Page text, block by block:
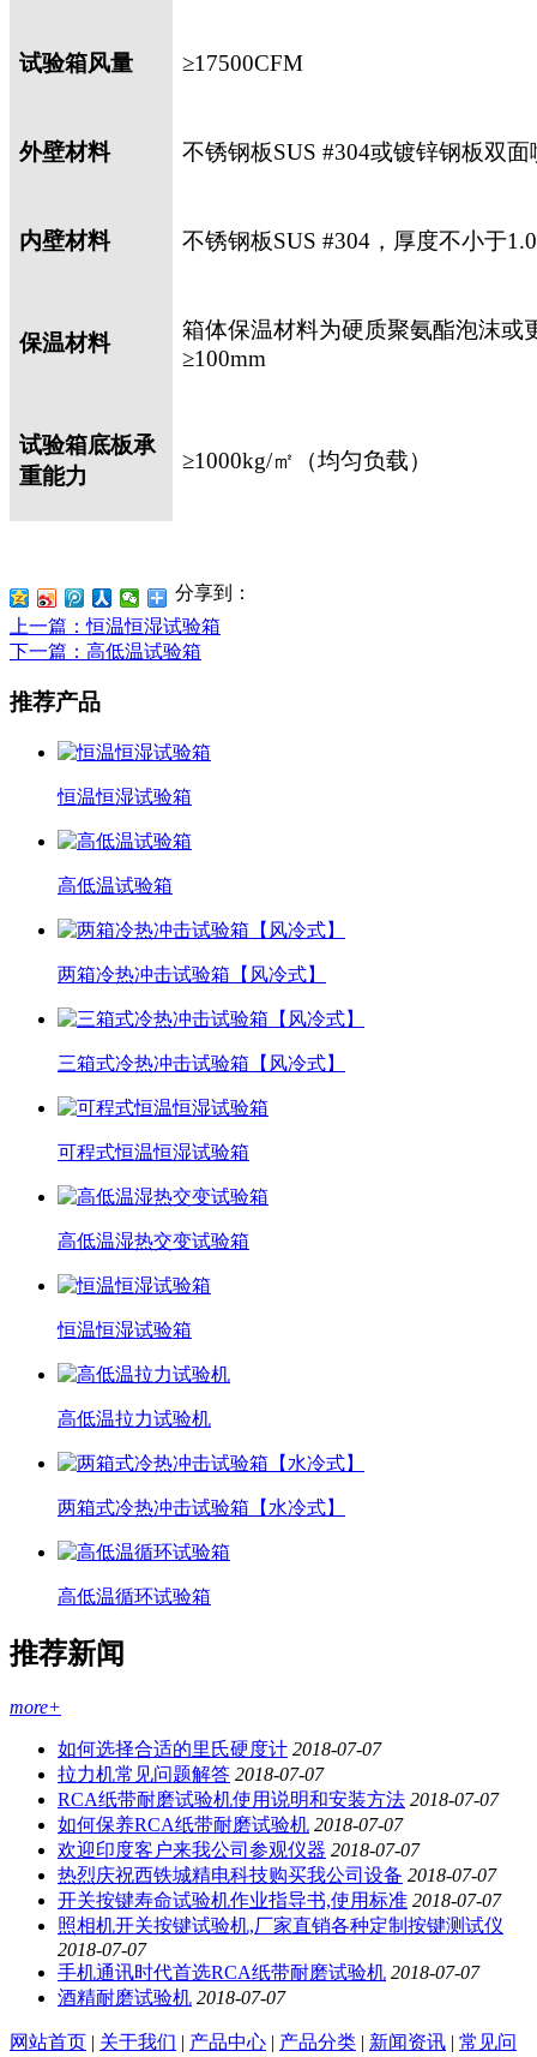
试验箱风量 ≥17500CFM
外壁材料 不锈钢板SUS #304或镀锌钢板双
内壁材料 不锈钢板SUS #304 ，厚度不小于
保温材料
箱体保温材料为硬质聚氨酯泡沫或
≥100mm
试验箱底板承
重能力
≥1000kg/㎡（均匀负载）
分享到：
上一篇 ：恒温恒湿试验箱
下一篇 ：高低温试验箱
推荐产品
恒温恒湿试验箱
高低温试验箱
两箱冷热冲击试验箱【风冷式】
三箱式冷热冲击试验箱【风冷式】
可程式恒温恒湿试验箱
高低温湿热交变试验箱
恒温恒湿试验箱
高低温拉力试验机
两箱式冷热冲击试验箱【水冷式】
高低温循环试验箱
推荐新闻
more+
如何选择合适的里氏硬度计 2018-07-07
拉力机常见问题解答 2018-07-07
RCA纸带耐磨试验机使用说明和安装方法 2018-07-07
如何保养RCA纸带耐磨试验机 2018-07-07
欢迎印度客户来我公司参观仪器 2018-07-07
热烈庆祝西铁城精电科技购买我公司设备 2018-07-07
开关按键寿命试验机作业指导书,使用标准 2018-07-07
照相机开关按键试验机,厂家直销各种定制按键测试仪
2018-07-07
手机通讯时代首选RCA纸带耐磨试验机 2018-07-07
酒精耐磨试验机 2018-07-07
网站首页 | 关于我们 | 产品中心 | 产品分类 | 新闻资讯 | 常见问